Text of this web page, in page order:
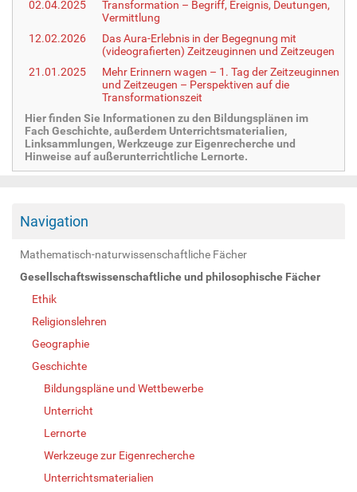
02.04.2025
Transformation – Begriff, Ereignis, Deutungen,
Vermittlung
12.02.2026
Das Aura-Erlebnis in der Begegnung mit
(videografierten) Zeitzeuginnen und Zeitzeugen
21.01.2025
Mehr Erinnern wagen – 1. Tag der Zeitzeuginnen
und Zeitzeugen – Perspektiven auf die
Transformationszeit
Hier finden Sie Informationen zu den Bildungsplänen im
Fach Geschichte, außerdem Unterrichtsmaterialien,
Linksammlungen, Werkzeuge zur Eigenrecherche und
Hinweise auf außerunterrichtliche Lernorte.
Navigation
Mathematisch-naturwissenschaftliche Fächer
Gesellschaftswissenschaftliche und philosophische Fächer
Ethik
Religionslehren
Geographie
Geschichte
Bildungspläne und Wettbewerbe
Unterricht
Lernorte
Werkzeuge zur Eigenrecherche
Unterrichtsmaterialien